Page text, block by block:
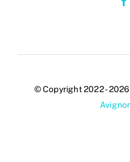
© Copyright 2022 - 2026